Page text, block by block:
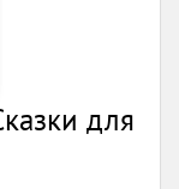
для